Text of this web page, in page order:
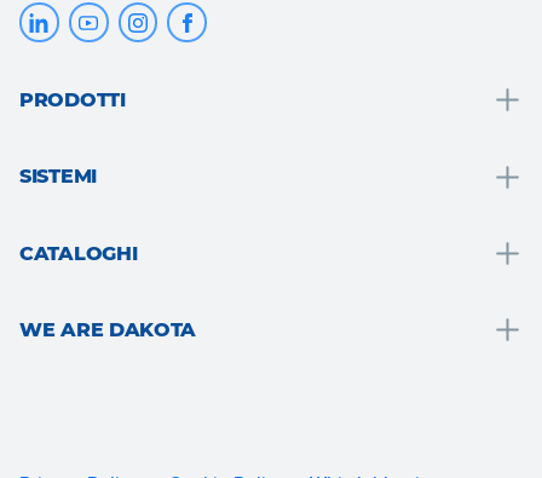
PRODOTTI
Giardino, terrazzo e aree esterne
SISTEMI
CATALOGHI
Roof
WE ARE DAKOTA